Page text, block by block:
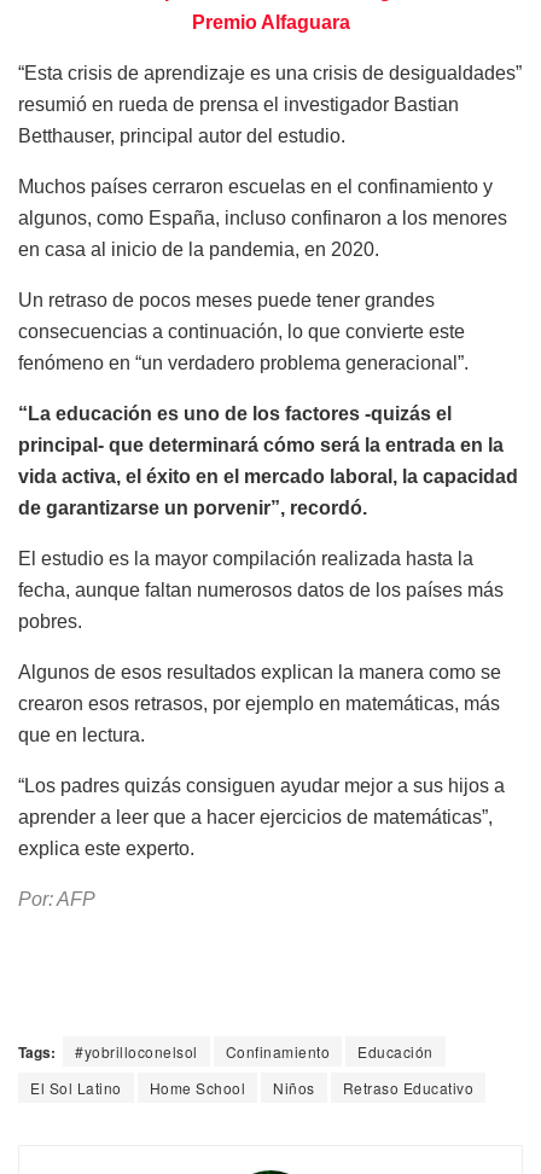
Premio Alfaguara
“Esta crisis de aprendizaje es una crisis de desigualdades”
resumió en rueda de prensa el investigador Bastian
Betthauser, principal autor del estudio.
Muchos países cerraron escuelas en el confinamiento y
algunos, como España, incluso confinaron a los menores
en casa al inicio de la pandemia, en 2020.
Un retraso de pocos meses puede tener grandes
consecuencias a continuación, lo que convierte este
fenómeno en “un verdadero problema generacional”.
“La educación es uno de los factores -quizás el
principal- que determinará cómo será la entrada en la
vida activa, el éxito en el mercado laboral, la capacidad
de garantizarse un porvenir”, recordó.
El estudio es la mayor compilación realizada hasta la
fecha, aunque faltan numerosos datos de los países más
pobres.
Algunos de esos resultados explican la manera como se
crearon esos retrasos, por ejemplo en matemáticas, más
que en lectura.
“Los padres quizás consiguen ayudar mejor a sus hijos a
aprender a leer que a hacer ejercicios de matemáticas”,
explica este experto.
Por: AFP
Tags: #yobrilloconelsol Confinamiento
Educación
El Sol Latino
Home School Niños Retraso Educativo